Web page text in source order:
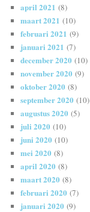
april 2021 (8)
maart 2021 (10)
februari 2021 (9)
januari 2021 (7)
december 2020 (10)
november 2020 (9)
oktober 2020 (8)
september 2020 (10)
augustus 2020 (5)
juli 2020 (10)
juni 2020 (10)
mei 2020 (8)
april 2020 (8)
maart 2020 (8)
februari 2020 (7)
januari 2020 (9)